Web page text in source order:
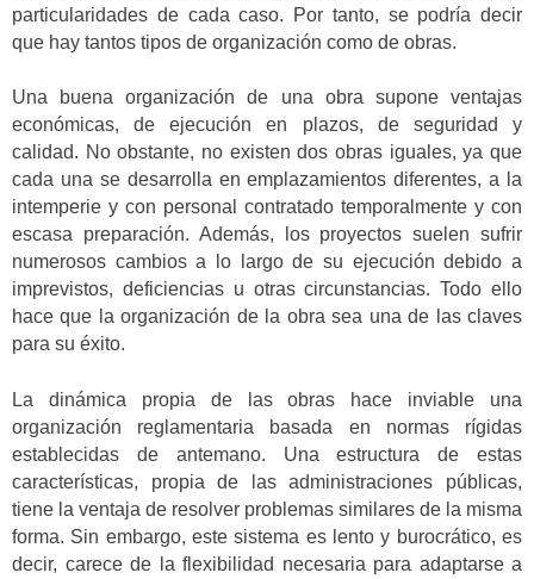
particularidades de cada caso. Por tanto, se podría decir
que hay tantos tipos de organización como de obras.
Una buena organización de una obra supone ventajas
económicas, de ejecución en plazos, de seguridad y
calidad. No obstante, no existen dos obras iguales, ya que
cada una se desarrolla en emplazamientos diferentes, a la
intemperie y con personal contratado temporalmente y con
escasa preparación. Además, los proyectos suelen sufrir
numerosos cambios a lo largo de su ejecución debido a
imprevistos, deficiencias u otras circunstancias. Todo ello
hace que la organización de la obra sea una de las claves
para su éxito.
La dinámica propia de las obras hace inviable una
organización reglamentaria basada en normas rígidas
establecidas de antemano. Una estructura de estas
características, propia de las administraciones públicas,
tiene la ventaja de resolver problemas similares de la misma
forma. Sin embargo, este sistema es lento y burocrático, es
decir, carece de la flexibilidad necesaria para adaptarse a